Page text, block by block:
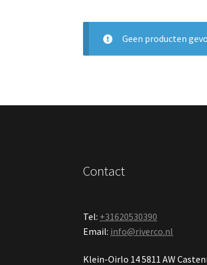
Geen producten
Contact
Tel: +31620530390
Email: info@riverco.nl
Klein-Oirlo 14 5811 AW